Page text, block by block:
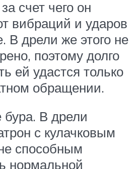
счет чего он
вибраций и ударов
В дрели же этого не
поэтому долго
ей удастся только
обращении.
бура. В дрели
с кулачковым
способным
нормальной